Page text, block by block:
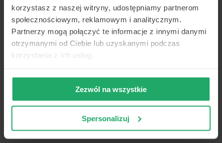
korzystasz z naszej witryny, udostępniamy partnerom
społecznościowym, reklamowym i analitycznym.
Partnerzy mogą połączyć te informacje z innymi danymi
otrzymanymi od Ciebie lub uzyskanymi podczas
korzystania z ich usług.
Zezwól na wszystkie
Spersonalizuj
-
-
-
-
-
-
-
-
-
Brak terminów
Brak dalszych wolnych terminów
w całym dostępnym kalendarzu
(do 2026-09-11).